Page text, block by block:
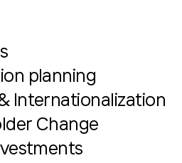
planning
Internationalization
Change